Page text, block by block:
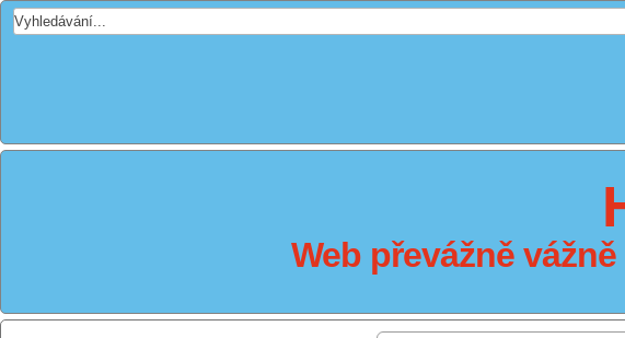
Web převážně